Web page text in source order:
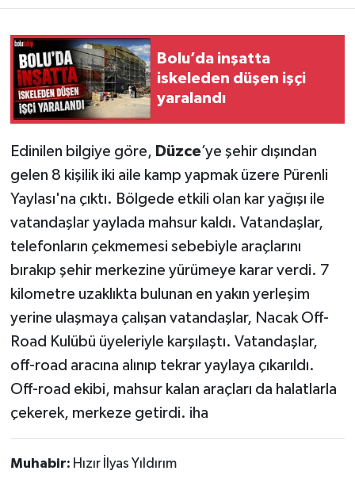
Bolu’da inşatta
iskeleden düşen işçi
yaralandı
Edinilen bilgiye göre, Düzce’ye şehir dışından
gelen 8 kişilik iki aile kamp yapmak üzere Pürenli
Yaylası'na çıktı. Bölgede etkili olan kar yağışı ile
vatandaşlar yaylada mahsur kaldı. Vatandaşlar,
telefonların çekmemesi sebebiyle araçlarını
bırakıp şehir merkezine yürümeye karar verdi. 7
kilometre uzaklıkta bulunan en yakın yerleşim
yerine ulaşmaya çalışan vatandaşlar, Nacak Off-
Road Kulübü üyeleriyle karşılaştı. Vatandaşlar,
off-road aracına alınıp tekrar yaylaya çıkarıldı.
Off-road ekibi, mahsur kalan araçları da halatlarla
çekerek, merkeze getirdi. iha
Muhabir: Hızır İlyas Yıldırım